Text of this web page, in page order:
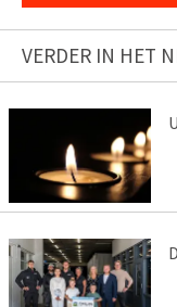
VERDER IN HET